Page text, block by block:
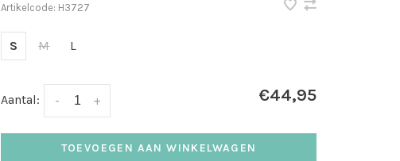
Artikelcode: H3727
S M L
Aantal: +
- €44,95
TOEVOEGEN AAN WINKELWAGEN